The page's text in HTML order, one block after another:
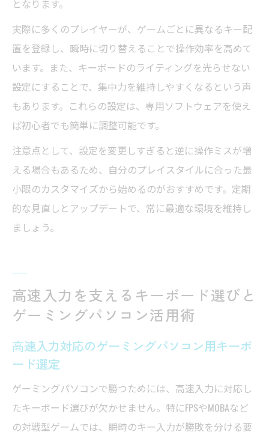
となります。
実際に多くのプレイヤーが、ゲームごとに異なるキー配
置を登録し、瞬時に切り替えることで操作効率を高めて
います。また、キーボードのライティングを光らせない
設定にすることで、集中力を維持しやすくなるという声
もあります。これらの設定は、専用ソフトウェアを使え
ば初心者でも簡単に調整可能です。
注意点として、設定を変更しすぎると逆に操作ミスが増
える場合もあるため、自分のプレイスタイルに合った最
小限のカスタマイズから始めるのがおすすめです。定期
的な見直しとアップデートで、常に最適な環境を維持し
ましょう。
高速入力を支えるキーボード選びと
ゲーミングパソコン活用術
高速入力対応のゲーミングパソコン用キーボ
ード選定
ゲーミングパソコンで勝つためには、高速入力に対応し
たキーボード選びが欠かせません。特にFPSやMOBAなど
の対戦型ゲームでは、瞬時のキー入力が勝敗を分ける要